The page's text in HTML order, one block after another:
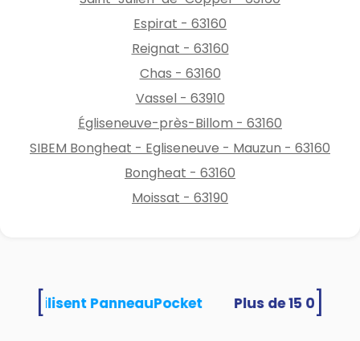
Espirat - 63160
Reignat - 63160
Chas - 63160
Vassel - 63910
Égliseneuve-près-Billom - 63160
SIBEM Bongheat - Egliseneuve - Mauzun - 63160
Bongheat - 63160
Moissat - 63190
utilisent PanneauPocket